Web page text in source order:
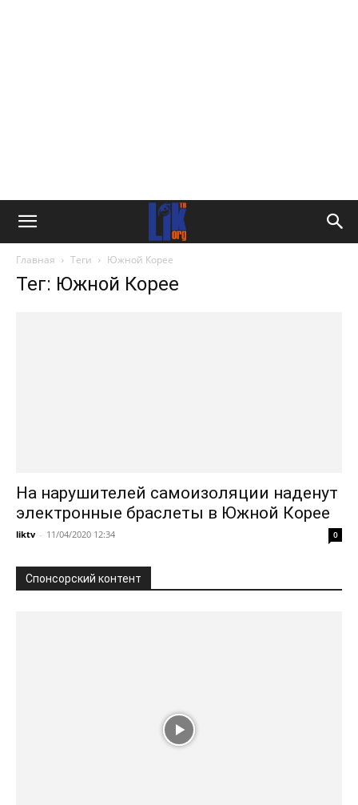
Главная Теги Южной Корее
Тег: Южной Корее
На нарушителей самоизоляции наденут
электронные браслеты в Южной Корее
liktv - 11/04/2020 12:34 0
Спонсорский контент